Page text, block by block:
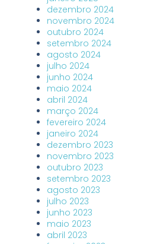
dezembro 2024
novembro 2024
outubro 2024
setembro 2024
agosto 2024
julho 2024
junho 2024
maio 2024
abril 2024
março 2024
fevereiro 2024
janeiro 2024
dezembro 2023
novembro 2023
outubro 2023
setembro 2023
agosto 2023
julho 2023
junho 2023
maio 2023
abril 2023